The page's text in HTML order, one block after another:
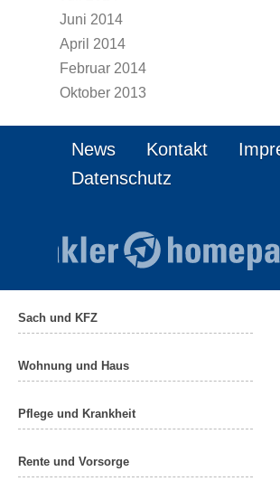
Juni 2014
April 2014
Februar 2014
Oktober 2013
News Kontakt
Datenschutz
Sach und KFZ
Wohnung und Haus
Pflege und Krankheit
Rente und Vorsorge